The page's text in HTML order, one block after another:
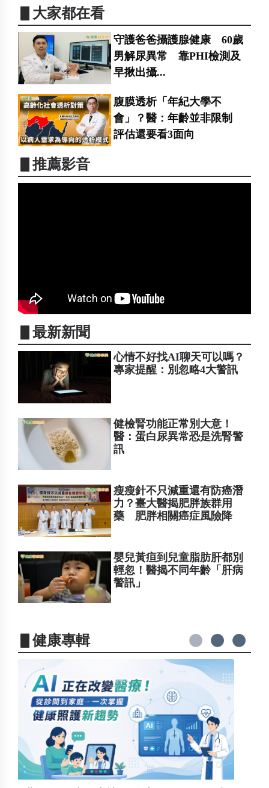
▋大家都在看
守護爸爸攝護腺健康 60歲
男解尿異常 靠PHI檢測及
早揪出攝...
腹膜透析「年紀大學不
會」？醫：年齡並非限制
評估還要看3面向
▋推薦影音
▋最新新聞
心情不好找AI聊天可以嗎？
專家提醒：別忽略4大警訊
健檢腎功能正常別大意！
醫：蛋白尿異常恐是洗腎警
訊
瘦瘦針不只減重還有防癌潛
力？臺大醫揭肥胖族群用
藥 肥胖相關癌症風險降
嬰兒黃疸到兒童脂肪肝都別
輕忽！醫揭不同年齡「肝病
警訊」
▋健康專輯